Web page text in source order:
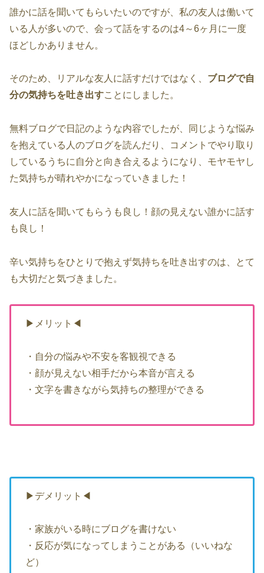
誰かに話を聞いてもらいたいのですが、私の友人は働いて
いる人が多いので、会って話をするのは4～6ヶ月に一度
ほどしかありません。
そのため、リアルな友人に話すだけではなく、 ブログで自
分の気持ちを吐き出すことにしました。
無料ブログで日記のような内容でしたが、同じような悩み
を抱えている人のブログを読んだり、コメントでやり取り
しているうちに自分と向き合えるようになり、モヤモヤし
た気持ちが晴れやかになっていきました！
友人に話を聞いてもらうも良し！顔の見えない誰かに話す
も良し！
辛い気持ちをひとりで抱えず気持ちを吐き出すのは、とて
も大切だと気づきました。
▶メリット◀
・自分の悩みや不安を客観視できる
・顔が見えない相手だから本音が言える
・文字を書きながら気持ちの整理ができる
▶デメリット◀
・家族がいる時にブログを書けない
・反応が気になってしまうことがある（いいねな
ど）